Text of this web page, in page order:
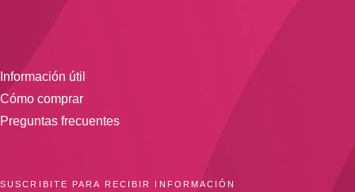
Información útil
Cómo comprar
Preguntas frecuentes
SUSCRIBITE PARA RECIBIR INFORMACIÓN